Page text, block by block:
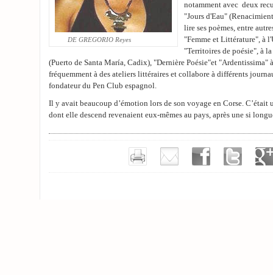
DE GREGORIO Reyes
notamment avec deux
"Jours d'Eau"
lire ses poèmes, entre
"Femme et Littérature", à
"Territoires de poésie", à
(Puerto de Santa María, Cadix), "Dernière Poésie"et
fréquemment à des ateliers littéraires et collabore à différents
fondateur du Pen Club espagnol.
Il y avait beaucoup d’émotion lors de son voyage en Corse. C’était
dont elle descend revenaient eux-mêmes au pays, après une si